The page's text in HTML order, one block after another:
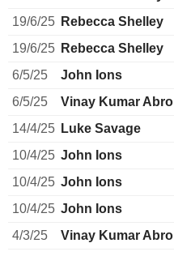
19/6/25 Rebecca Shelley
19/6/25 Rebecca Shelley
6/5/25
John Ions
6/5/25
Vinay Kumar Abrol
14/4/25 Luke Savage
10/4/25 John Ions
10/4/25 John Ions
10/4/25 John Ions
4/3/25
Vinay Kumar Abrol